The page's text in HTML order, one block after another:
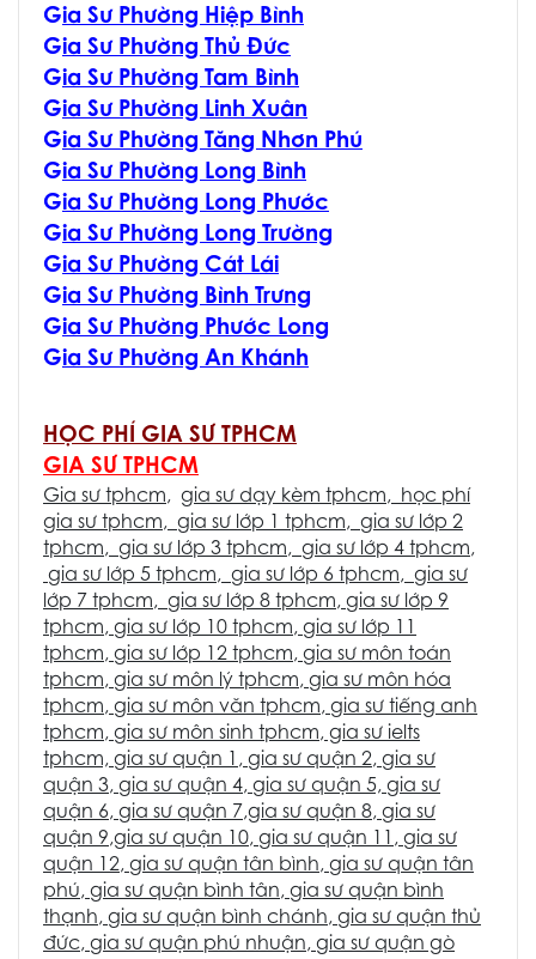
Gia Sư Phường Hiệp Bình
Gia Sư Phường Thủ Đức
Gia Sư Phường Tam Bình
Gia Sư Phường Linh Xuân
Gia Sư Phường Tăng Nhơn Phú
Gia Sư Phường Long Bình
Gia Sư Phường Long Phước
Gia Sư Phường Long Trường
Gia Sư Phường Cát Lái
Gia Sư Phường Bình Trưng
Gia Sư Phường Phước Long
Gia Sư Phường An Khánh
HỌC PHÍ GIA SƯ TPHCM
GIA SƯ TPHCM
Gia sư tphcm, gia sư dạy kèm tphcm,
học phí
gia sư tphcm, gia sư lớp 1 tphcm, gia sư lớp 2
tphcm, gia sư lớp 3 tphcm, gia sư lớp 4 tphcm,
gia sư lớp 5 tphcm, gia sư lớp 6 tphcm, gia sư
lớp 7 tphcm, gia sư lớp 8 tphcm, gia sư lớp 9
tphcm, gia sư lớp 10 tphcm, gia sư lớp 11
tphcm, gia sư lớp 12 tphcm, gia sư môn toán
tphcm, gia sư môn lý tphcm, gia sư môn hóa
tphcm, gia sư môn văn tphcm, gia sư tiếng anh
tphcm, gia sư môn sinh tphcm, gia sư ielts
tphcm, gia sư quận 1 , gia sư quận 2, gia sư
quận 3, gia sư quận 4, gia sư quận 5, gia sư
quận 6, gia sư quận 7,gia sư quận 8, gia sư
quận 9,gia sư quận 10, gia sư quận 11 , gia sư
quận 12, gia sư quận tân bình, gia sư quận tân
phú, gia sư quận bình tân, gia sư quận bình
thạnh, gia sư quận bình chánh, gia sư quận thủ
đức, gia sư quận phú nhuận, gia sư quận gò